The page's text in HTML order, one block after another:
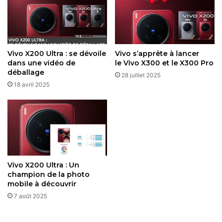
gamme (séries V, T, Y), c’est souvent deux mises à jour,
avec quelques exceptions récentes grimpant à trois. La
série V50, par exemple, a bénéficié d’un cycle étendu,
Articles similaires
génération de flagships axés sur la
photo et l’endurance
interface simple et translucide pour
relancer son écosystème Android
Vivo X200 Ultra : se dévoile
dans une vidéo de
déballage
18 avril 2025
Vivo s’apprête à lancer
le Vivo X300 et le X300 Pro
28 juillet 2025
Vivo X200 Ultra : Un
champion de la photo
mobile à découvrir
7 août 2025